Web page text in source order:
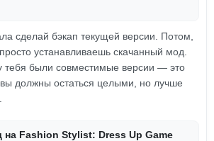
сделай бэкап текущей версии. Потом,
устанавливаешь скачанный мод.
тебя были совместимые версии — это
должны остаться целыми, но лучше
на Fashion Stylist: Dress Up Game